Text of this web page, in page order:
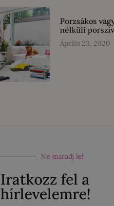
Porzsákos
nélküli
Április 23, 2020
Ne maradj le!
Iratkozz fel a
hírlevelemre!